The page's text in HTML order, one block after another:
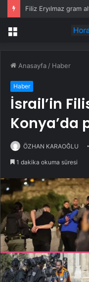
Menü
Anasayfa / Haber
Haber
İsrail’in
Konya’da
ÖZHAN KARAOĞLU
1 dakika okuma süresi